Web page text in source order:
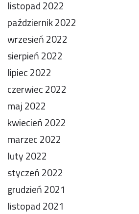
listopad 2022
październik 2022
wrzesień 2022
sierpień 2022
lipiec 2022
czerwiec 2022
maj 2022
kwiecień 2022
marzec 2022
luty 2022
styczeń 2022
grudzień 2021
listopad 2021